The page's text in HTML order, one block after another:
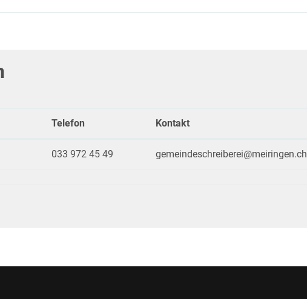
Telefon Kontakt
033 972 45 49 gemeindeschreiberei@meiringen.ch